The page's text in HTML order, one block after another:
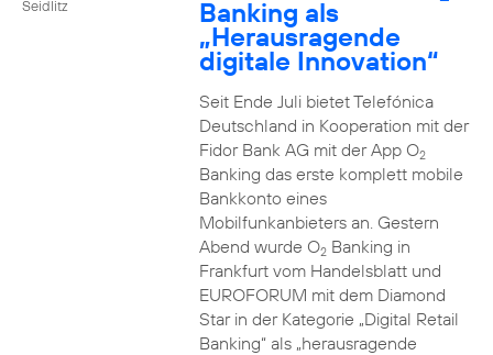
Seidlitz
Banking als
„Herausragende
digitale Innovation“
Seit Ende Juli bietet Telefónica
Deutschland in Kooperation mit der
Fidor Bank AG mit der App O2
Banking das erste komplett mobile
Bankkonto eines
Mobilfunkanbieters an. Gestern
Abend wurde O2Banking in
Frankfurt vom Handelsblatt und
EUROFORUM mit dem Diamond
Star in der Kategorie „Digital Retail
Banking“ als „herausragende